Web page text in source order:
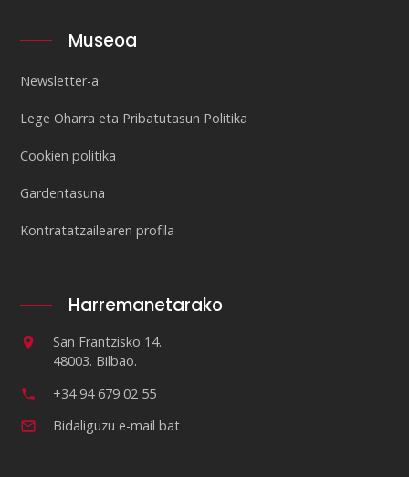
Museoa
Newsletter-a
Lege Oharra eta Pribatutasun Politika
Cookien politika
Gardentasuna
Kontratatzailearen profila
Harremanetarako
San Frantzisko 14.
48003. Bilbao.
+34 94 679 02 55
Bidaliguzu e-mail bat